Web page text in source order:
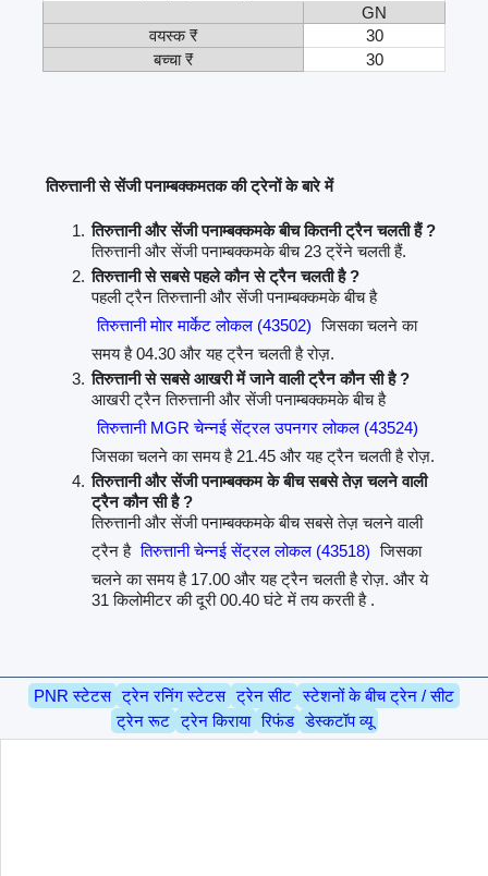
GN
वयस्क ₹
30
बच्चा ₹
30
तिरुत्तानी से सेंजी पनाम्बक्कमतक की ट्रेनों के बारे में
तिरुत्तानी और सेंजी पनाम्बक्कमके बीच कितनी ट्रैन चलती हैं ?
तिरुत्तानी और सेंजी पनाम्बक्कमके बीच 23 ट्रेंने चलती हैं.
तिरुत्तानी से सबसे पहले कौन से ट्रैन चलती है ?
पहली ट्रैन तिरुत्तानी और सेंजी पनाम्बक्कमके बीच है
तिरुत्तानी मोार मार्केट लोकल (43502) जिसका चलने का
समय है 04.30 और यह ट्रैन चलती है रोज़.
तिरुत्तानी से सबसे आखरी में जाने वाली ट्रैन कौन सी है ?
आखरी ट्रैन तिरुत्तानी और सेंजी पनाम्बक्कमके बीच है
तिरुत्तानी MGR चेन्नई सेंट्रल उपनगर लोकल (43524)
जिसका चलने का समय है 21.45 और यह ट्रैन चलती है रोज़.
तिरुत्तानी और सेंजी पनाम्बक्कम के बीच सबसे तेज़ चलने वाली
ट्रैन कौन सी है ?
तिरुत्तानी और सेंजी पनाम्बक्कमके बीच सबसे तेज़ चलने वाली
ट्रैन है तिरुत्तानी चेन्नई सेंट्रल लोकल (43518) जिसका
चलने का समय है 17.00 और यह ट्रैन चलती है रोज़. और ये
31 किलोमीटर की दूरी 00.40 घंटे में तय करती है .
PNR स्टेटस ट्रेन रनिंग स्टेटस ट्रेन सीट स्टेशनों के बीच ट्रेन / सीट
ट्रेन रूट ट्रेन किराया रिफंड डेस्कटॉप व्यू